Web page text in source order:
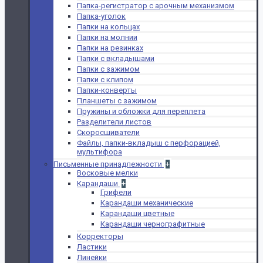
Папка-регистратор с арочным механизмом
Папка-уголок
Папки на кольцах
Папки на молнии
Папки на резинках
Папки с вкладышами
Папки с зажимом
Папки с клипом
Папки-конверты
Планшеты с зажимом
Пружины и обложки для переплета
Разделители листов
Скоросшиватели
Файлы, папки-вкладыш с перфорацией,
мультифора
Письменные принадлежности +
Восковые мелки
Карандаши +
Грифели
Карандаши механические
Карандаши цветные
Карандаши чернографитные
Корректоры
Ластики
Линейки